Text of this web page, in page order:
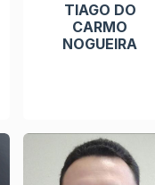
TIAGO DO
CARMO
NOGUEIRA